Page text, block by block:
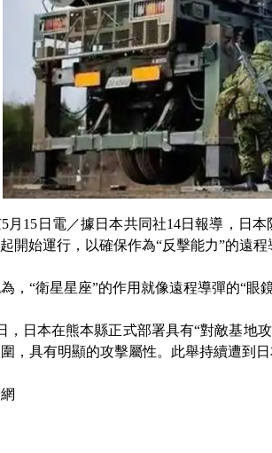
15日電／據日本共同社14日報導，日本
開始運行，以確保作為“反擊能力”的遠
“衛星星座”的作用就像遠程導彈的“眼
日本在熊本縣正式部署具有“對敵基地攻
，具有明顯的攻擊屬性。此舉持續遭到